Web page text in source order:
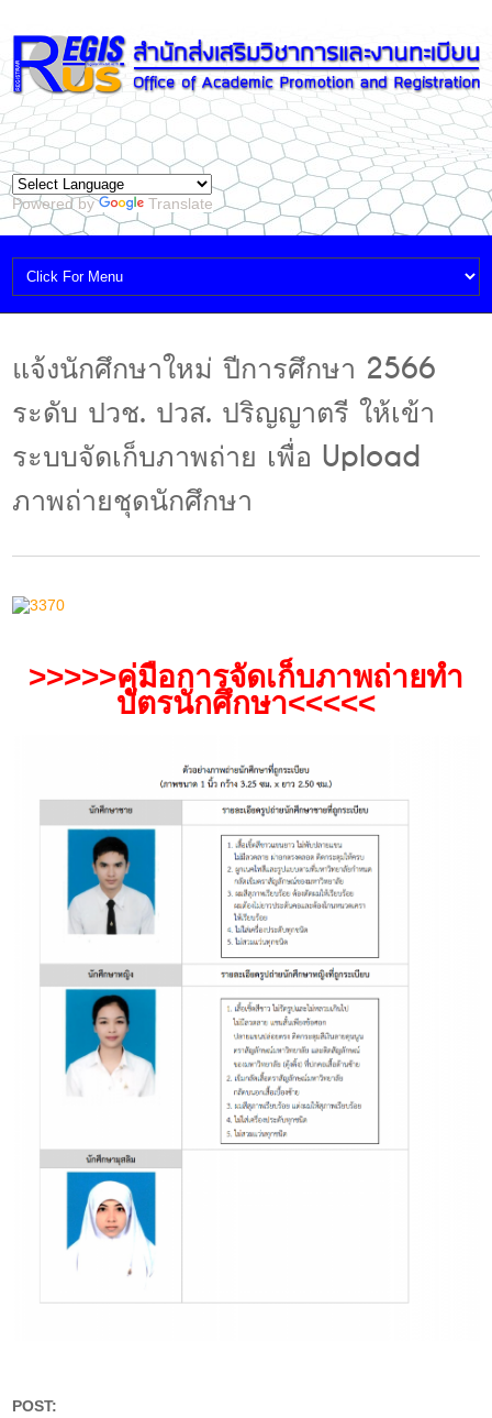
Powered by Translate
แจ้งนักศึกษาใหม่ ปีการศึกษา 2566
ระดับ ปวช. ปวส. ปริญญาตรี ให้เข้า
ระบบจัดเก็บภาพถ่าย เพื่อ Upload
ภาพถ่ายชุดนักศึกษา
>>>>>คู่มือการจัดเก็บภาพถ่ายทำ
บัตรนักศึกษา<<<<<
POST: